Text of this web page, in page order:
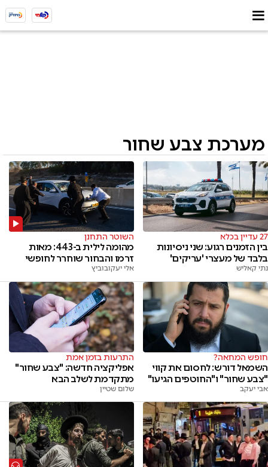
מערכת צבע שחור
27 עדיין בכלא
בין הזמנים רגוע: שני ניסיונות
בלבד של מעצרי 'עריקים'
נתי קאליש
השוטר התחנן
מהומה לילית ב-443: מאות
זרמו והבחור שוחרר לחופשי
אלי יעקובוביץ
חופש המחאה?
השמאל דורש: לחסום את קווי
"צבע שחור" ו"החוטפים הגיעו"
אבי יעקב
התרעות בזמן אמת
אפליקציה חדשה: "צבע שחור"
מתקדמת לשלב הבא
שלום שטיין